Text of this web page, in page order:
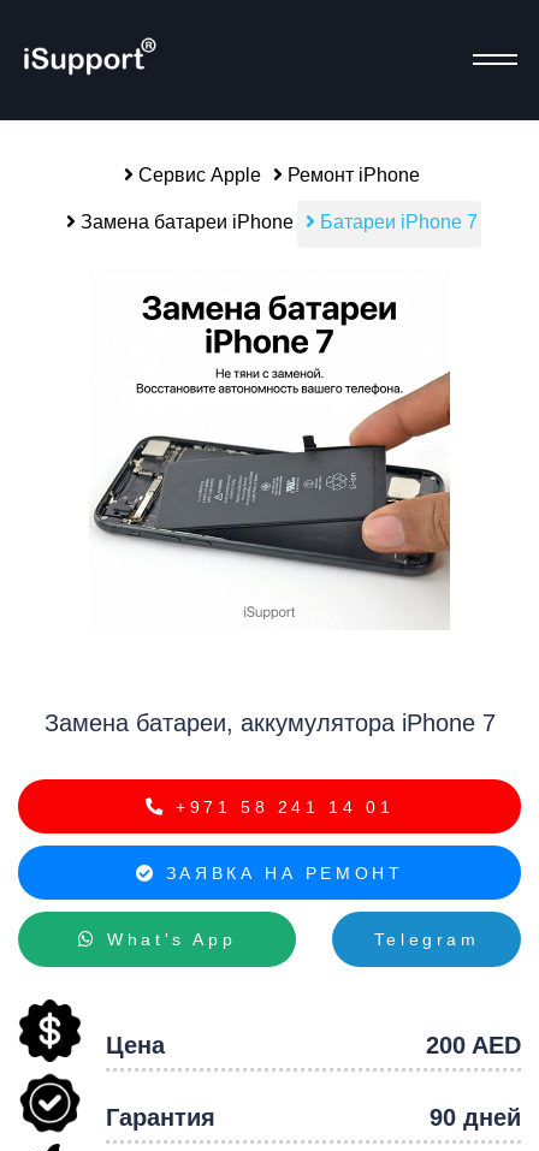
Сервис Apple Ремонт iPhone
Замена батареи iPhone Батареи iPhone 7
Замена батареи, аккумулятора iPhone 7
+971 58 241 14 01
ЗАЯВКА НА РЕМОНТ
What's App Telegram
Цена 200 AED
Гарантия 90 дней